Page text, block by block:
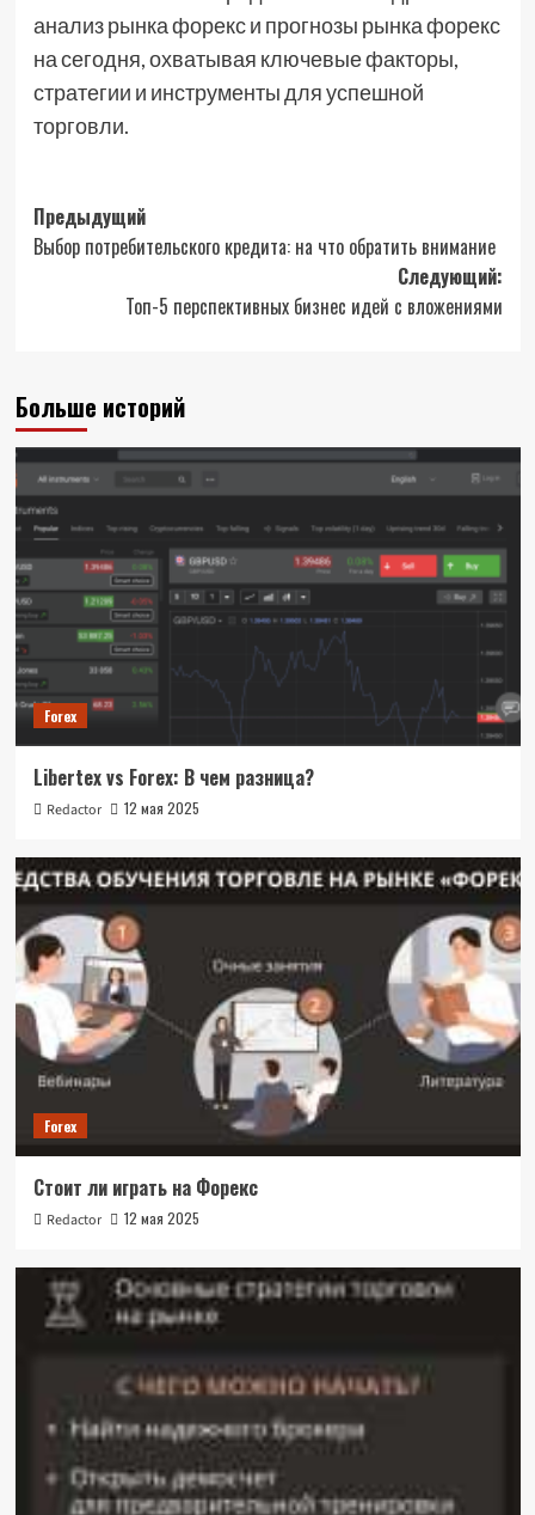
анализ рынка форекс и прогнозы рынка форекс
на сегодня, охватывая ключевые факторы,
стратегии и инструменты для успешной
торговли.
Навигация
записи
Предыдущий
Выбор потребительского кредита: на что обратить внимание
Следующий:
Топ-5 перспективных бизнес идей с вложениями
Больше историй
Forex
Libertex vs Forex: В чем разница?
Redactor 12 мая 2025
Forex
Стоит ли играть на Форекс
Redactor 12 мая 2025